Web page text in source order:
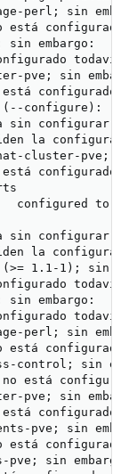
perl; sin
sin embargo:
pve; sin
(--configure):
sin configurar
la
cluster-pve;
configured to
sin configurar
la
(>= 1.1-1); sin
sin embargo:
perl; sin
control; sin
está
pve; sin
pve; sin
está
pve; sin